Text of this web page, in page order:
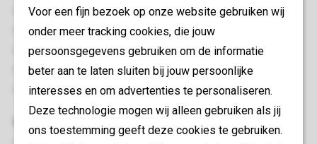
Voor een fijn bezoek op onze website gebruiken wij
onder meer tracking cookies, die jouw
persoonsgegevens gebruiken om de informatie
beter aan te laten sluiten bij jouw persoonlijke
interesses en om advertenties te personaliseren.
Deze technologie mogen wij alleen gebruiken als jij
ons toestemming geeft deze cookies te gebruiken.
Barbecue
Tuin
Luxe bubbelbad (buiten)
Terrasmeubilair
Maximaal twee auto's parkeren bij de accommodatie
Woon-/eetkamer